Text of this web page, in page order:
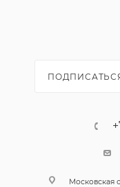
Московская